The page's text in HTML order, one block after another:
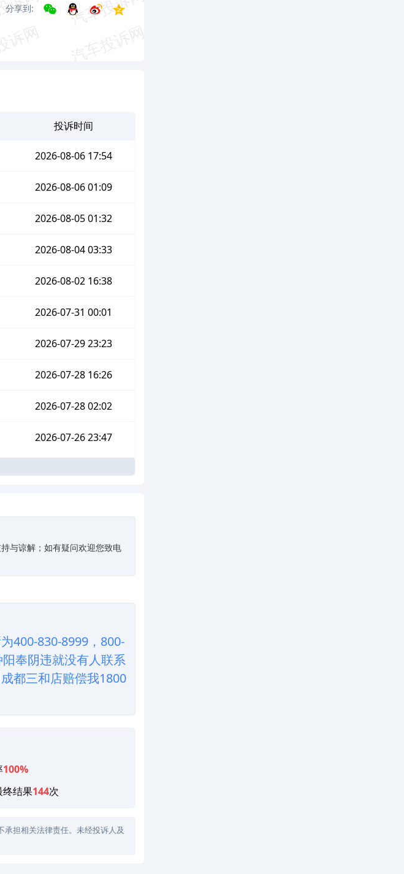
分享到:
投诉时间
2026-08-06 17:54
2026-08-06 01:09
2026-08-05 01:32
2026-08-04 03:33
2026-08-02 16:38
2026-07-31 00:01
2026-07-29 23:23
2026-07-28 16:26
2026-07-28 02:02
2026-07-26 23:47
与谅解；如有疑问欢迎您致电
400-830-8999，800-
奉阴违就没有人联系
都三和店赔偿我1800
100%
终结果144次
承担相关法律责任。未经投诉人及